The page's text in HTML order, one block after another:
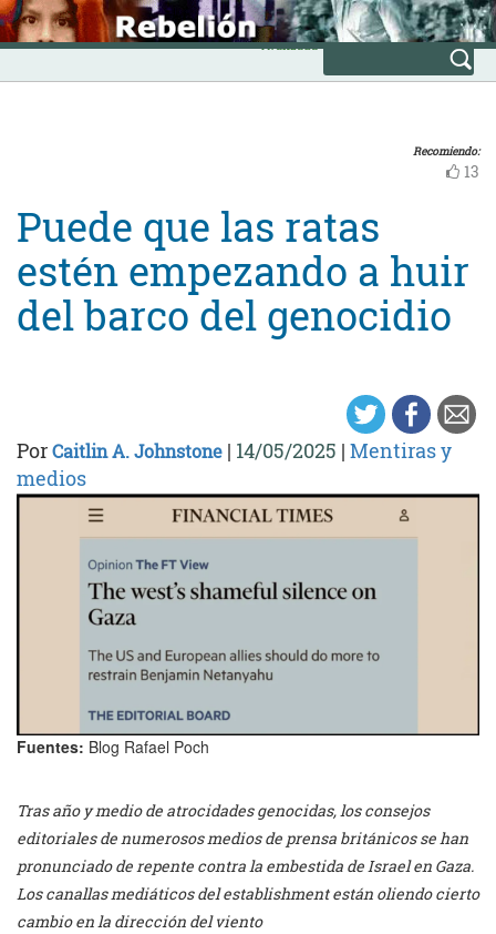
Skip
to
content
INICIO
Avanzada
Recomiendo:
13
Puede que las ratas
estén empezando a huir
del barco del genocidio
PorCaitlin A. Johnstone | 14/05/2025 | Mentiras y
medios
Fuentes: Blog Rafael Poch
Tras año y medio de atrocidades genocidas, los consejos
editoriales de numerosos medios de prensa británicos se han
pronunciado de repente contra la embestida de Israel en Gaza.
Los canallas mediáticos del establishment están oliendo cierto
cambio en la dirección del viento